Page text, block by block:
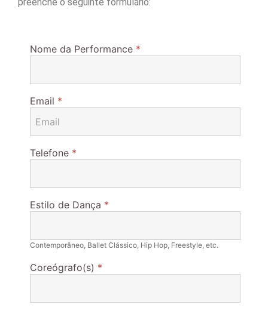
Nome da Performance *
Email *
Telefone *
Estilo de Dança *
Contemporâneo, Ballet Clássico, Hip Hop, Freestyle, etc.
Coreógrafo(s) *